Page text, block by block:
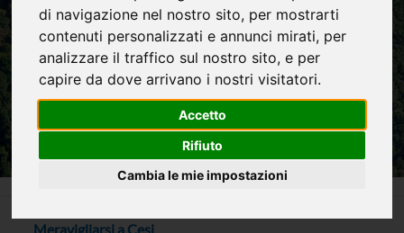
di navigazione nel nostro sito, per mostrarti
contenuti personalizzati e annunci mirati, per
analizzare il traffico sul nostro sito, e per
capire da dove arrivano i nostri visitatori.
Accetto
Rifiuto
Cambia le mie impostazioni
LASCIATI STUPIRE:
Meravigliarsi a Cesi
Meravigliarsi a Cesi